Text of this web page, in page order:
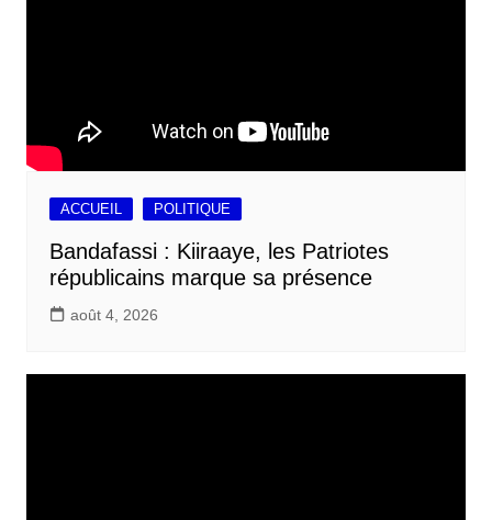
ACCUEIL POLITIQUE
Bandafassi : Kiiraaye, les Patriotes
républicains marque sa présence
août 4, 2026